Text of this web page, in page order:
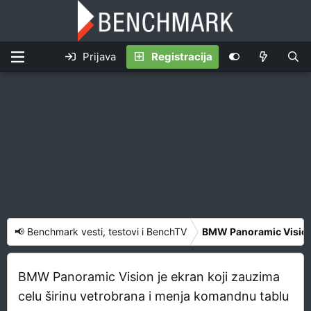
Prijava Registracija
📢 Benchmark vesti, testovi i BenchTV BMW Panoramic
BMW Panoramic Vision je ekran koji zauzima
celu širinu vetrobrana i menja komandnu tablu